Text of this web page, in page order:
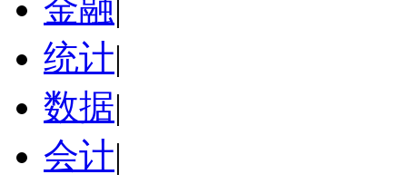
金融|
统计|
数据|
会计|